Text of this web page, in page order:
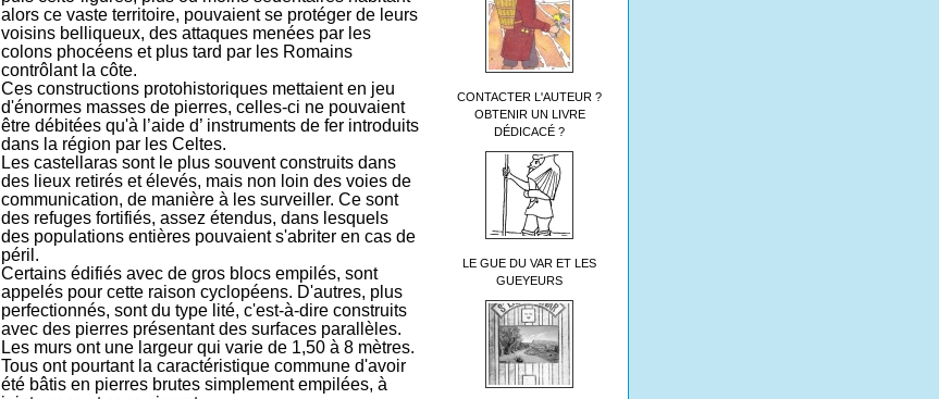
CONTACTER L'AUTEUR ?
OBTENIR UN LIVRE
DÉDICACÉ ?
LE GUE DU VAR ET LES
GUEYEURS
alors ce vaste territoire, pouvaient se protéger de leurs
voisins belliqueux, des attaques menées par les
colons phocéens et plus tard par les Romains
contrôlant la côte.
Ces constructions protohistoriques mettaient en jeu
d'énormes masses de pierres, celles-ci ne pouvaient
être débitées qu'à l’aide d’ instruments de fer introduits
dans la région par les Celtes.
Les castellaras sont le plus souvent construits dans
des lieux retirés et élevés, mais non loin des voies de
communication, de manière à les surveiller. Ce sont
des refuges fortifiés, assez étendus, dans lesquels
des populations entières pouvaient s'abriter en cas de
péril.
Certains édifiés avec de gros blocs empilés, sont
appelés pour cette raison cyclopéens. D'autres, plus
perfectionnés, sont du type lité, c'est-à-dire construits
avec des pierres présentant des surfaces parallèles.
Les murs ont une largeur qui varie de 1,50 à 8 mètres.
Tous ont pourtant la caractéristique commune d'avoir
été bâtis en pierres brutes simplement empilées, à